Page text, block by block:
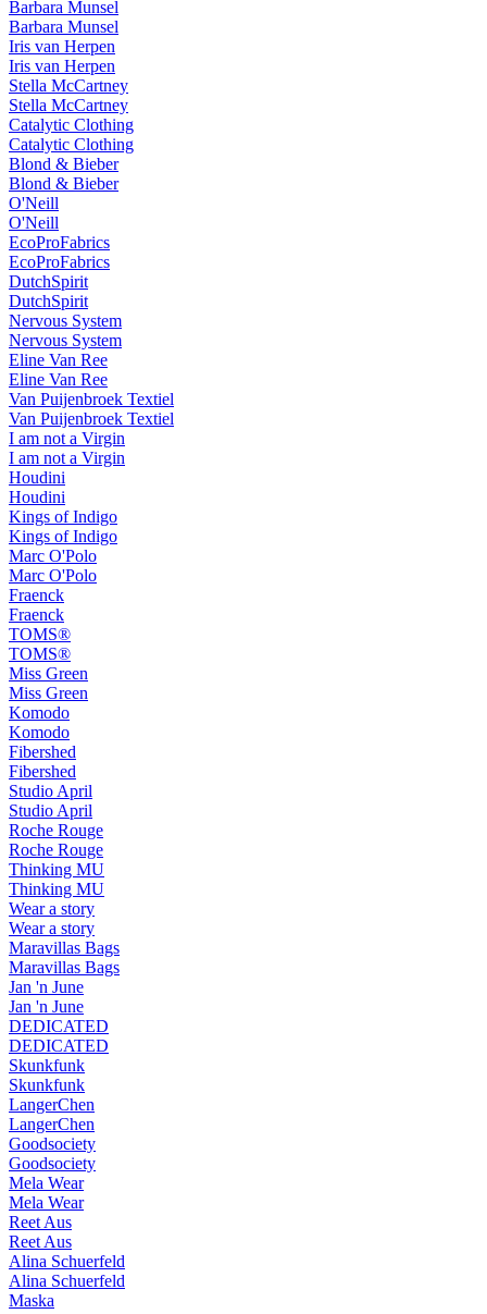
Barbara Munsel
Barbara Munsel
Iris van Herpen
Iris van Herpen
Stella McCartney
Stella McCartney
Catalytic Clothing
Catalytic Clothing
Blond & Bieber
Blond & Bieber
O'Neill
O'Neill
EcoProFabrics
EcoProFabrics
DutchSpirit
DutchSpirit
Nervous System
Nervous System
Eline Van Ree
Eline Van Ree
Van Puijenbroek Textiel
Van Puijenbroek Textiel
I am not a Virgin
I am not a Virgin
Houdini
Houdini
Kings of Indigo
Kings of Indigo
Marc O'Polo
Marc O'Polo
Fraenck
Fraenck
TOMS®
TOMS®
Miss Green
Miss Green
Komodo
Komodo
Fibershed
Fibershed
Studio April
Studio April
Roche Rouge
Roche Rouge
Thinking MU
Thinking MU
Wear a story
Wear a story
Maravillas Bags
Maravillas Bags
Jan 'n June
Jan 'n June
DEDICATED
DEDICATED
Skunkfunk
Skunkfunk
LangerChen
LangerChen
Goodsociety
Goodsociety
Mela Wear
Mela Wear
Reet Aus
Reet Aus
Alina Schuerfeld
Alina Schuerfeld
Maska